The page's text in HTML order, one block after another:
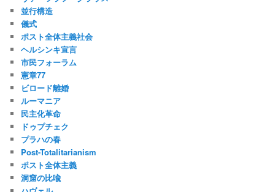
並行構造
儀式
ポスト全体主義社会
ヘルシンキ宣言
市民フォーラム
憲章77
ビロード離婚
ルーマニア
民主化革命
ドゥプチェク
プラハの春
Post-Totalitarianism
ポスト全体主義
洞窟の比喩